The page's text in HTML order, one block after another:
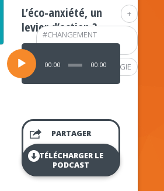
+
#CHANGEMENT
CLIMATIQUE
#PSYCHOLOGIE
L’éco-anxiété, un
levier d’action ?
Lecteur
audio
00:00 00:00
PARTAGER
TÉLÉCHARGER LE
PODCAST